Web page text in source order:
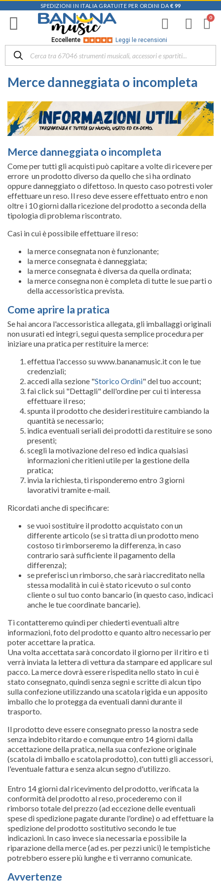
SPEDIZIONI IN ITALIA GRATUITE PER ORDINI DA € 99
Eccellente Leggi le recensioni
Merce danneggiata o incompleta
Merce danneggiata o incompleta
Come per tutti gli acquisti può capitare a volte di ricevere per
errore un prodotto diverso da quello che si ha ordinato
oppure danneggiato o difettoso. In questo caso potresti voler
effettuare un reso. Il reso deve essere effettuato entro e non
oltre i 10 giorni dalla ricezione del prodotto a seconda della
tipologia di problema riscontrato.
Casi in cui è possibile effettuare il reso:
la merce consegnata non è funzionante;
la merce consegnata è danneggiata;
la merce consegnata è diversa da quella ordinata;
la merce consegna non è completa di tutte le sue parti o
della accessoristica prevista.
Come aprire la pratica
Se hai ancora l'accessoristica allegata, gli imballaggi originali
non usurati ed integri, segui questa semplice procedura per
iniziare una pratica per restituire la merce:
effettua l'accesso su www.bananamusic.it con le tue
credenziali;
accedi alla sezione "Storico Ordini" del tuo account;
fai click sui "Dettagli" dell'ordine per cui ti interessa
effettuare il reso;
spunta il prodotto che desideri restituire cambiando la
quantità se necessario;
indica eventuali seriali dei prodotti da restituire se sono
presenti;
scegli la motivazione del reso ed indica qualsiasi
informazioni che ritieni utile per la gestione della
pratica;
invia la richiesta, ti risponderemo entro 3 giorni
lavorativi tramite e-mail.
Ricordati anche di specificare:
se vuoi sostituire il prodotto acquistato con un
differente articolo (se si tratta di un prodotto meno
costoso ti rimborseremo la differenza, in caso
contrario sarà sufficiente il pagamento della
differenza);
se preferisci un rimborso, che sarà riaccreditato nella
stessa modalità in cui è stato ricevuto o sul conto
cliente o sul tuo conto bancario (in questo caso, indicaci
anche le tue coordinate bancarie).
Ti contatteremo quindi per chiederti eventuali altre
informazioni, foto del prodotto e quanto altro necessario per
poter accettare la pratica.
Una volta accettata sarà concordato il giorno per il ritiro e ti
verrà inviata la lettera di vettura da stampare ed applicare sul
pacco. La merce dovrà essere rispedita nello stato in cui è
stato consegnato, quindi senza segni e scritte di alcun tipo
sulla confezione utilizzando una scatola rigida e un apposito
imballo che lo protegga da eventuali danni durante il
trasporto.
Il prodotto deve essere consegnato presso la nostra sede
senza indebito ritardo e comunque entro 14 giorni dalla
accettazione della pratica, nella sua confezione originale
(scatola di imballo e scatola prodotto), con tutti gli accessori,
l'eventuale fattura e senza alcun segno d'utilizzo.
Entro 14 giorni dal ricevimento del prodotto, verificata la
conformità del prodotto al reso, procederemo con il
rimborso totale del prezzo (ad eccezione delle eventuali
spese di spedizione pagate durante l'ordine) o ad effettuare la
spedizione del prodotto sostitutivo secondo le tue
indicazioni. In caso invece sia necessaria e possibile la
riparazione della merce (ad es. per pezzi unici) le tempistiche
potrebbero essere più lunghe e ti verranno comunicate.
Avvertenze